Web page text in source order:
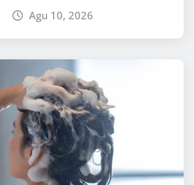
Agu 10, 2026